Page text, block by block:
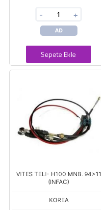
- +
AD
Sepete Ekle
VITES TELI- H100 MNB. 94>11
(INFAC)
KOREA